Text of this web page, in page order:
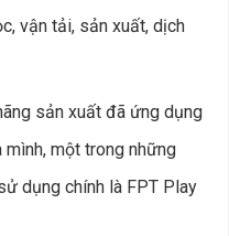
vận tải, sản xuất, dịch
sản xuất đã ứng dụng
một trong những
dụng chính là FPT Play